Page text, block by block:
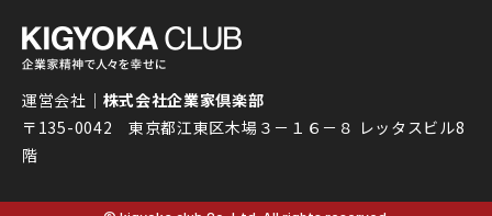
運営会社｜ 株式会社企業家倶楽部
〒135-0042 東京都江東区木場３－１６－８ レッタスビル8
階